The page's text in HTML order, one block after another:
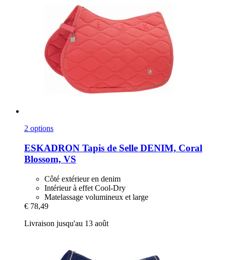
2 options
ESKADRON Tapis de Selle DENIM, Coral
Blossom, VS
Côté extérieur en denim
Intérieur à effet Cool-Dry
Matelassage volumineux et large
€ 78,49
Livraison jusqu'au 13 août